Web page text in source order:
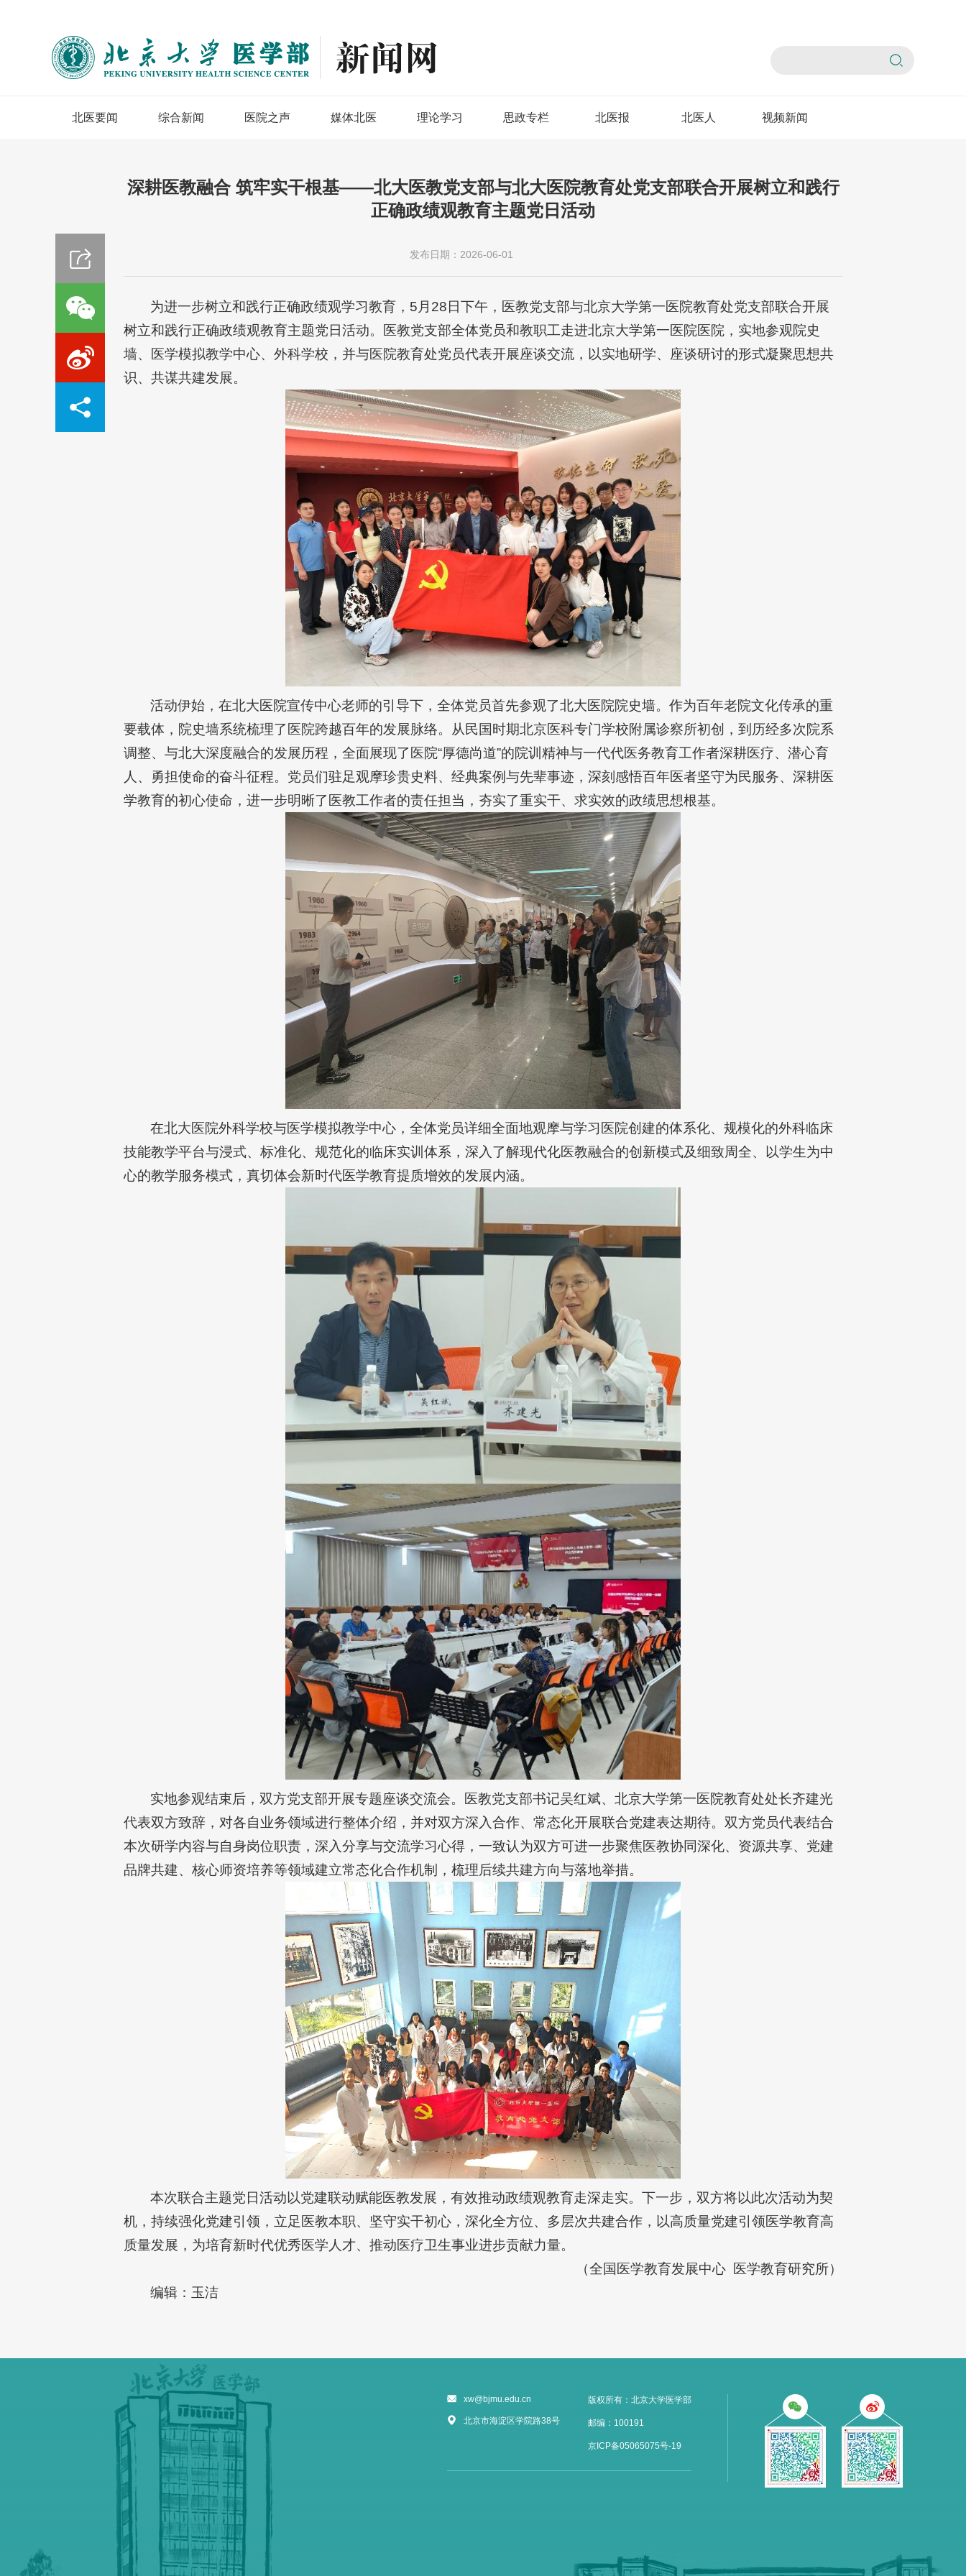
北医要闻 综合新闻 医院之声 媒体北医 理论学习 思政专栏 北医报 北医人 视频新闻
深耕医教融合 筑牢实干根基——北大医教党支部与北大医院教育处党支部联合开展树立和践行
正确政绩观教育主题党日活动
发布日期：2026-06-01
为进一步树立和践行正确政绩观学习教育，5月28日下午，医教党支部与北京大学第一医院教育处党支部联合开展
树立和践行正确政绩观教育主题党日活动。医教党支部全体党员和教职工走进北京大学第一医院医院，实地参观院史
墙、医学模拟教学中心、外科学校，并与医院教育处党员代表开展座谈交流，以实地研学、座谈研讨的形式凝聚思想共
识、共谋共建发展。
活动伊始，在北大医院宣传中心老师的引导下，全体党员首先参观了北大医院院史墙。作为百年老院文化传承的重
要载体，院史墙系统梳理了医院跨越百年的发展脉络。从民国时期北京医科专门学校附属诊察所初创，到历经多次院系
调整、与北大深度融合的发展历程，全面展现了医院“厚德尚道”的院训精神与一代代医务教育工作者深耕医疗、潜心育
人、勇担使命的奋斗征程。党员们驻足观摩珍贵史料、经典案例与先辈事迹，深刻感悟百年医者坚守为民服务、深耕医
学教育的初心使命，进一步明晰了医教工作者的责任担当，夯实了重实干、求实效的政绩思想根基。
在北大医院外科学校与医学模拟教学中心，全体党员详细全面地观摩与学习医院创建的体系化、规模化的外科临床
技能教学平台与浸式、标准化、规范化的临床实训体系，深入了解现代化医教融合的创新模式及细致周全、以学生为中
心的教学服务模式，真切体会新时代医学教育提质增效的发展内涵。
实地参观结束后，双方党支部开展专题座谈交流会。医教党支部书记吴红斌、北京大学第一医院教育处处长齐建光
代表双方致辞，对各自业务领域进行整体介绍，并对双方深入合作、常态化开展联合党建表达期待。双方党员代表结合
本次研学内容与自身岗位职责，深入分享与交流学习心得，一致认为双方可进一步聚焦医教协同深化、资源共享、党建
品牌共建、核心师资培养等领域建立常态化合作机制，梳理后续共建方向与落地举措。
本次联合主题党日活动以党建联动赋能医教发展，有效推动政绩观教育走深走实。下一步，双方将以此次活动为契
机，持续强化党建引领，立足医教本职、坚守实干初心，深化全方位、多层次共建合作，以高质量党建引领医学教育高
质量发展，为培育新时代优秀医学人才、推动医疗卫生事业进步贡献力量。
（全国医学教育发展中心 医学教育研究所）
编辑：玉洁
xw@bjmu.edu.cn
北京市海淀区学院路38号
版权所有：北京大学医学部
邮编：100191
京ICP备05065075号-19